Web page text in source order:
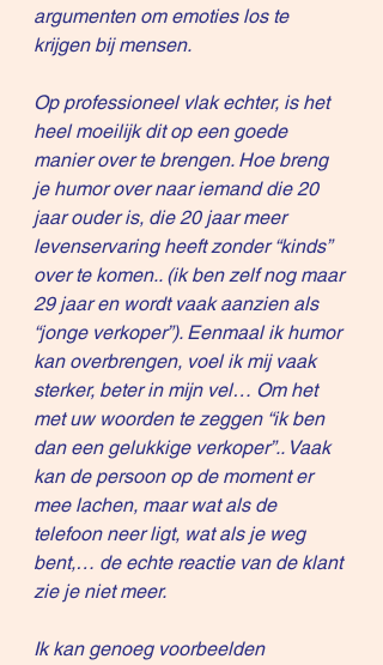
argumenten om emoties los te
krijgen bij mensen.
Op professioneel vlak echter, is het
heel moeilijk dit op een goede
manier over te brengen. Hoe breng
je humor over naar iemand die 20
jaar ouder is, die 20 jaar meer
levenservaring heeft zonder “kinds”
over te komen.. (ik ben zelf nog maar
29 jaar en wordt vaak aanzien als
“jonge verkoper”). Eenmaal ik humor
kan overbrengen, voel ik mij vaak
sterker, beter in mijn vel… Om het
met uw woorden te zeggen “ik ben
dan een gelukkige verkoper”.. Vaak
kan de persoon op de moment er
mee lachen, maar wat als de
telefoon neer ligt, wat als je weg
bent,… de echte reactie van de klant
zie je niet meer.
Ik kan genoeg voorbeelden